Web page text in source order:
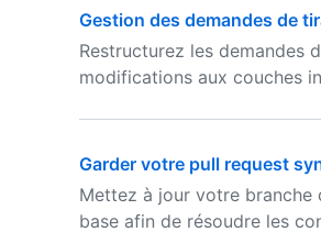
Gestion des demandes de
Restructurez les demandes
modifications aux couches
Garder votre pull request
Mettez à jour votre branche
base afin de résoudre les